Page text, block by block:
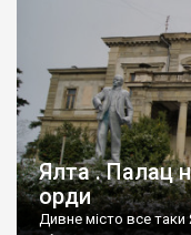
Ялта . Палац
орди
Дивне місто все таки